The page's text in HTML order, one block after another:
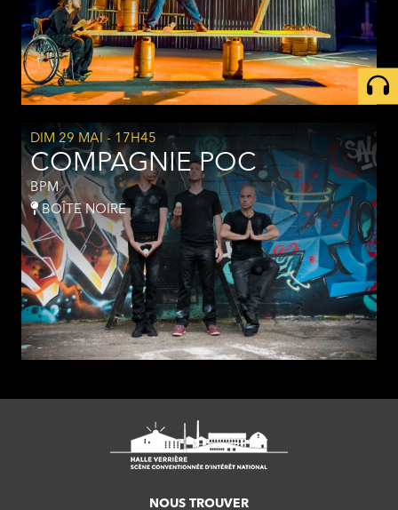
DIM 29 MAI - 17H45
COMPAGNIE POC
BPM
BOÎTE NOIRE
NOUS TROUVER